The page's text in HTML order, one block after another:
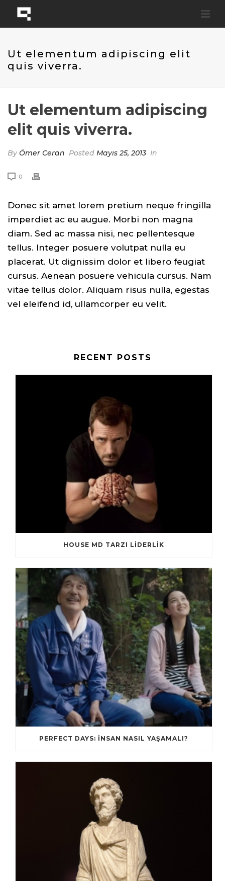
Ut elementum adipiscing elit
quis viverra.
Ut elementum adipiscing
elit quis viverra.
ByÖmer Ceran Posted Mayıs 25, 2013 In
0
Donec sit amet lorem pretium neque fringilla
imperdiet ac eu augue. Morbi non magna
diam. Sed ac massa nisi, nec pellentesque
tellus. Integer posuere volutpat nulla eu
placerat. Ut dignissim dolor et libero feugiat
cursus. Aenean posuere vehicula cursus. Nam
vitae tellus dolor. Aliquam risus nulla, egestas
vel eleifend id, ullamcorper eu velit.
RECENT POSTS
HOUSE MD TARZI LİDERLİK
PERFECT DAYS: İNSAN NASIL YAŞAMALI?